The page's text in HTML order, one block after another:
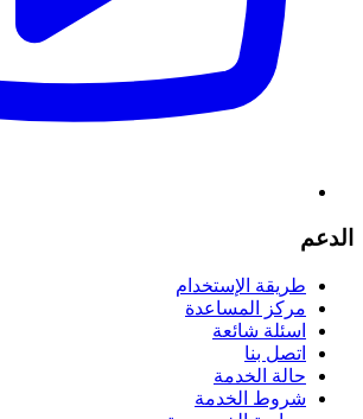
الدعم
طريقة الإستخدام
مركز المساعدة
اسئلة شائعة
اتصل بنا
حالة الخدمة
شروط الخدمة